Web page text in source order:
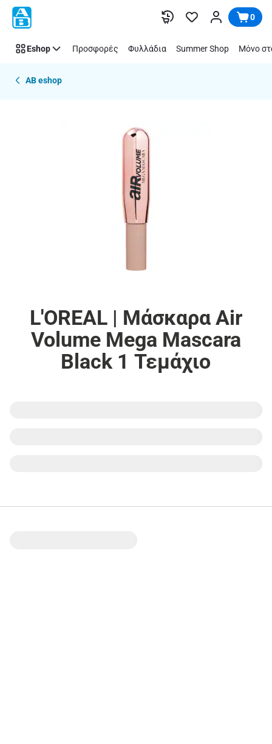
Παράλειψη 0
Eshop Προσφορές Φυλλάδια Summer Shop Μόνο
AB eshop
L'OREAL | Μάσκαρα Air
Volume Mega Mascara
Black 1 Τεμάχιο